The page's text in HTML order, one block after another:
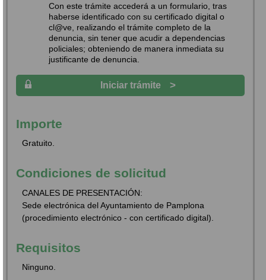
Con este trámite accederá a un formulario, tras
haberse identificado con su certificado digital o
cl@ve, realizando el trámite completo de la
denuncia, sin tener que acudir a dependencias
policiales; obteniendo de manera inmediata su
justificante de denuncia.
Iniciar trámite >
Importe
Gratuito.
Condiciones de solicitud
CANALES DE PRESENTACIÓN:
Sede electrónica del Ayuntamiento de Pamplona
(procedimiento electrónico - con certificado digital).
Requisitos
Ninguno.